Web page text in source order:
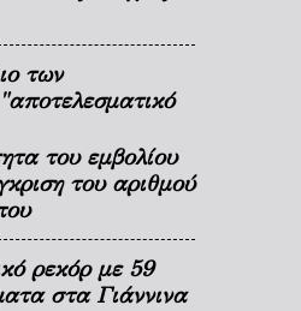
των
του εμβολίου
του αριθμού
ρεκόρ με 59
στα Γιάννινα